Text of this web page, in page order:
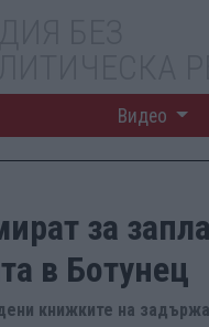
Видео
за
в Ботунец
книжките на